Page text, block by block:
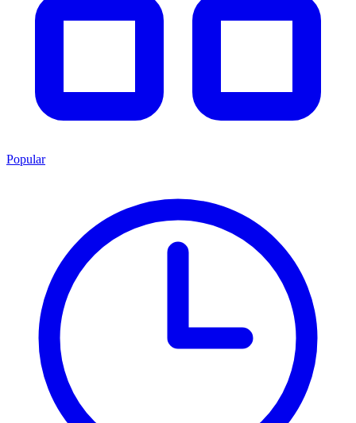
Popular